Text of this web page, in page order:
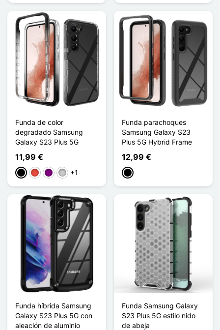
Funda de color
degradado Samsung
Galaxy S23 Plus 5G
11,99 €
NegroRojoPúrpuraTransparente
+1
Funda parachoques
Samsung Galaxy S23
Plus 5G Hybrid Frame
12,99 €
Negro
Funda híbrida Samsung
Galaxy S23 Plus 5G con
aleación de aluminio
Funda Samsung Galaxy
S23 Plus 5G estilo nido
de abeja